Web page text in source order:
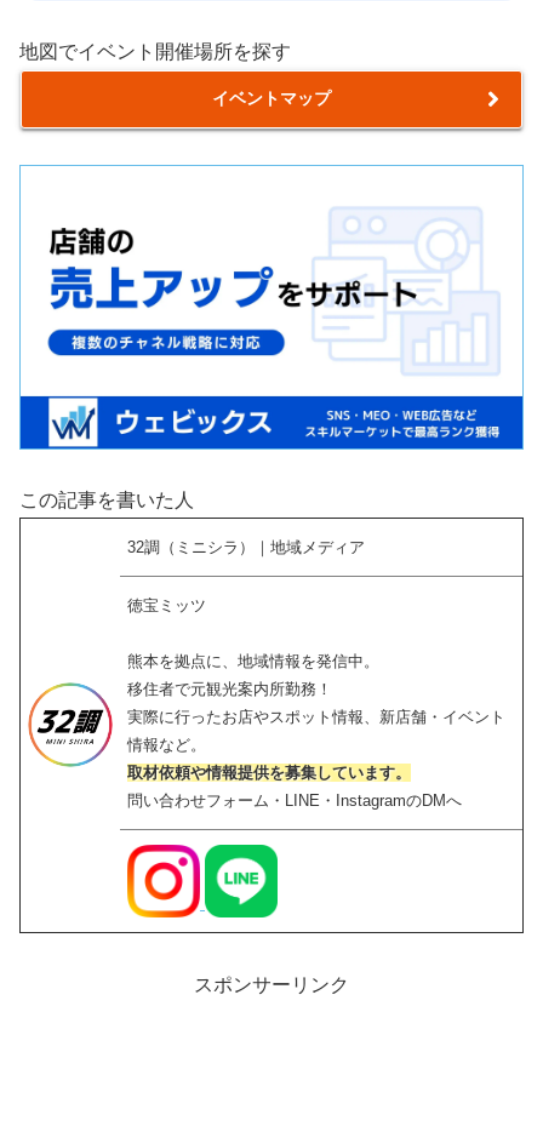
地図でイベント開催場所を探す
イベントマップ
この記事を書いた人
32調（ミニシラ）｜地域メディア
徳宝ミッツ
熊本を拠点に、地域情報を発信中。
移住者で元観光案内所勤務！
実際に行ったお店やスポット情報、新店舗・イベント
情報など。
取材依頼や情報提供を募集しています。
問い合わせフォーム・LINE・InstagramのDMへ
スポンサーリンク